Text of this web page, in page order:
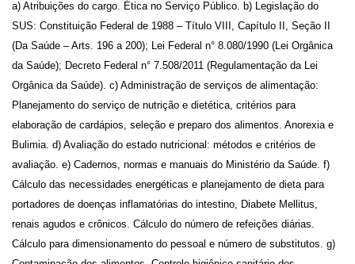
a) Atribuições do cargo. Ética no Serviço Público. b) Legislação do
SUS: Constituição Federal de 1988 – Título VIII, Capítulo II, Seção II
(Da Saúde – Arts. 196 a 200); Lei Federal n° 8.080/1990 (Lei Orgânica
da Saúde); Decreto Federal n° 7.508/2011 (Regulamentação da Lei
Orgânica da Saúde). c) Administração de serviços de alimentação:
Planejamento do serviço de nutrição e dietética, critérios para
elaboração de cardápios, seleção e preparo dos alimentos. Anorexia e
Bulimia. d) Avaliação do estado nutricional: métodos e critérios de
avaliação. e) Cadernos, normas e manuais do Ministério da Saúde. f)
Cálculo das necessidades energéticas e planejamento de dieta para
portadores de doenças inflamatórias do intestino, Diabete Mellitus,
renais agudos e crônicos. Cálculo do número de refeições diárias.
Cálculo para dimensionamento do pessoal e número de substitutos. g)